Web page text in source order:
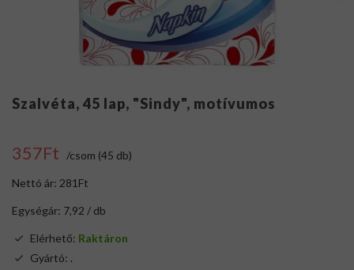
Szalvéta, 45 lap, "Sindy", motívumos
357Ft /csom (45 db)
Nettó ár: 281Ft
Egységár: 7,92 / db
Elérhető: Raktáron
Gyártó: .